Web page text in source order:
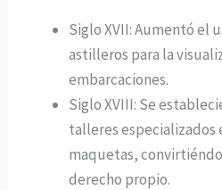
Siglo XVII: Aumentó el
astilleros para la
embarcaciones.
Siglo XVIII: Se
talleres especializados
maquetas,
derecho propio.